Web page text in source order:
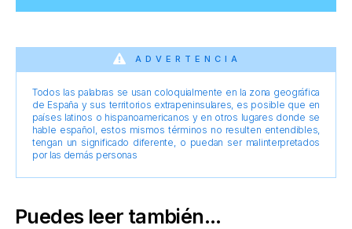
ADVERTENCIA
Todos las palabras se usan coloquialmente en la zona geográfica
de España y sus territorios extrapeninsulares, es posible que en
países latinos o hispanoamericanos y en otros lugares donde se
hable español, estos mismos términos no resulten entendibles,
tengan un significado diferente, o puedan ser malinterpretados
por las demás personas
Puedes leer también...